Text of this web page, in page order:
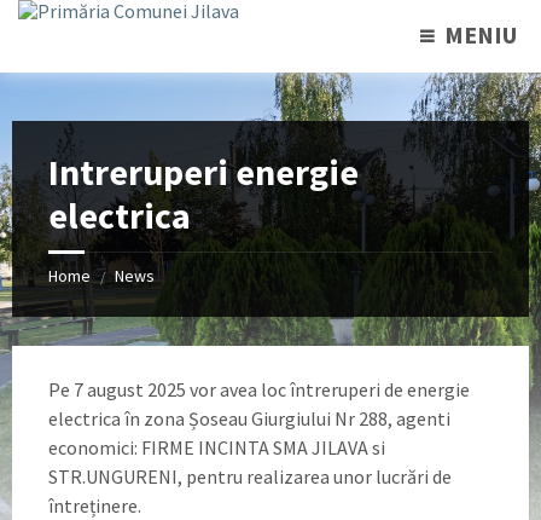
MENIU
Intreruperi energie
electrica
Home / News
Pe 7 august 2025 vor avea loc întreruperi de energie
electrica în zona Șoseau Giurgiului Nr 288, agenti
economici: FIRME INCINTA SMA JILAVA si
STR.UNGURENI, pentru realizarea unor lucrări de
întreținere.